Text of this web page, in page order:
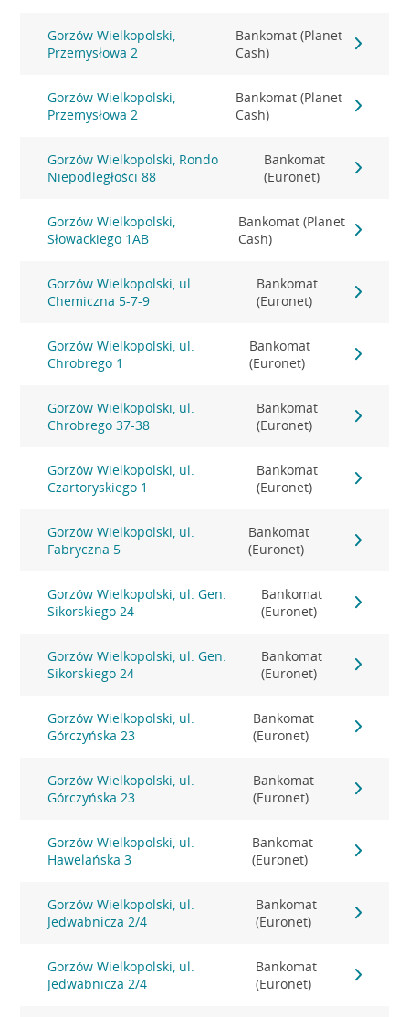
Gorzów Wielkopolski,
Przemysłowa 2
Bankomat (Planet
Cash)
Gorzów Wielkopolski,
Przemysłowa 2
Bankomat (Planet
Cash)
Gorzów Wielkopolski, Rondo
Niepodległości 88
Bankomat
(Euronet)
Gorzów Wielkopolski,
Słowackiego 1AB
Bankomat (Planet
Cash)
Gorzów Wielkopolski, ul.
Chemiczna 5-7-9
Bankomat
(Euronet)
Gorzów Wielkopolski, ul.
Chrobrego 1
Bankomat
(Euronet)
Gorzów Wielkopolski, ul.
Chrobrego 37-38
Bankomat
(Euronet)
Gorzów Wielkopolski, ul.
Czartoryskiego 1
Bankomat
(Euronet)
Gorzów Wielkopolski, ul.
Fabryczna 5
Bankomat
(Euronet)
Gorzów Wielkopolski, ul. Gen.
Sikorskiego 24
Bankomat
(Euronet)
Gorzów Wielkopolski, ul. Gen.
Sikorskiego 24
Bankomat
(Euronet)
Gorzów Wielkopolski, ul.
Górczyńska 23
Bankomat
(Euronet)
Gorzów Wielkopolski, ul.
Górczyńska 23
Bankomat
(Euronet)
Gorzów Wielkopolski, ul.
Hawelańska 3
Bankomat
(Euronet)
Gorzów Wielkopolski, ul.
Jedwabnicza 2/4
Bankomat
(Euronet)
Gorzów Wielkopolski, ul.
Jedwabnicza 2/4
Bankomat
(Euronet)